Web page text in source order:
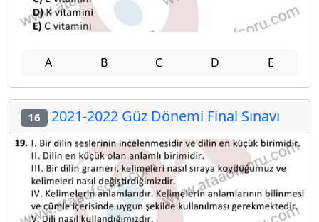
A B C D E
16 2021-2022 Güz Dönemi Final Sınavı